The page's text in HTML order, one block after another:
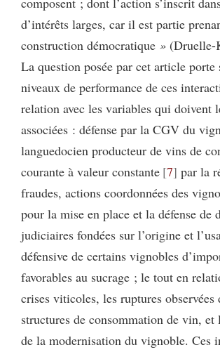
d’intérêts larges, car il est partie
construction démocratique » (Druelle-
La question posée par cet article porte
niveaux de performance de ces
relation avec les variables qui doivent
associées : défense par la CGV du
languedocien producteur de vins de
courante à valeur constante 7 par la
fraudes, actions coordonnées des
pour la mise en place et la défense de
judiciaires fondées sur l’origine et
défensive de certains vignobles
favorables au sucrage ; le tout en
crises viticoles, les ruptures observées
structures de consommation de vin, et
de la modernisation du vignoble. Ces